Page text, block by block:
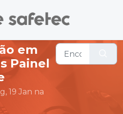
em
Painel
19 Jan na